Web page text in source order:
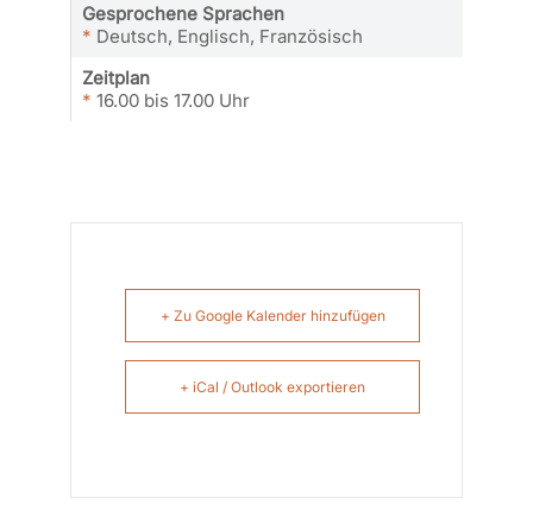
Gesprochene Sprachen
* Deutsch, Englisch, Französisch
Zeitplan
* 16.00 bis 17.00 Uhr
+ Zu Google Kalender hinzufügen
+ iCal / Outlook exportieren